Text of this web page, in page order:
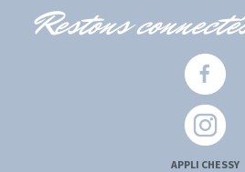
Restons
APPLI CHESSY